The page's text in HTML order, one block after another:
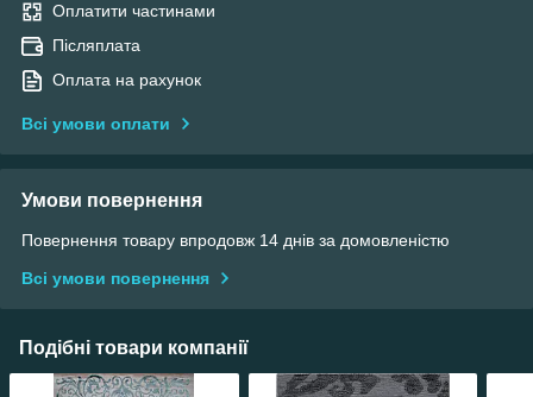
Оплатити частинами
Післяплата
Оплата на рахунок
Всі умови оплати
Умови повернення
Повернення товару впродовж 14 днів за домовленістю
Всі умови повернення
Подібні товари компанії